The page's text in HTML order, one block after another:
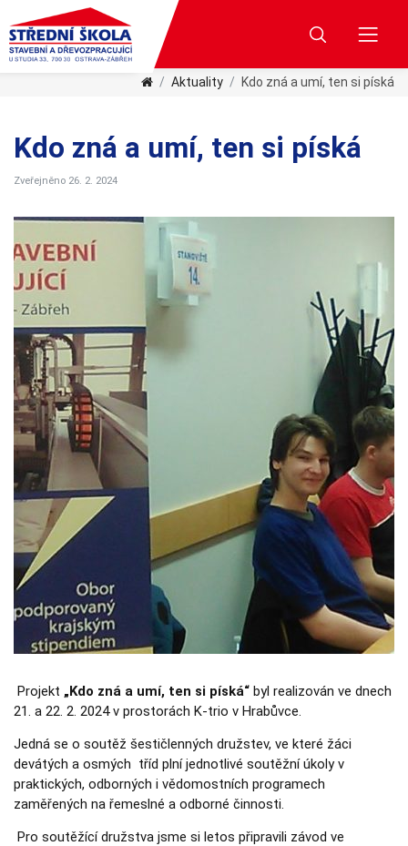
Aktuality Kdo zná a umí, ten si píská
Kdo zná a umí, ten si píská
Zveřejněno 26. 2. 2024
Projekt „Kdo zná a umí, ten si píská“ byl realizován ve dnech
21. a 22. 2. 2024 v prostorách K-trio v Hrabůvce.
Jedná se o soutěž šestičlenných družstev, ve které žáci
devátých a osmých tříd plní jednotlivé soutěžní úkoly v
praktických, odborných i vědomostních programech
zaměřených na řemeslné a odborné činnosti.
Pro soutěžící družstva jsme si letos připravili závod ve
Nezbytné
soubory
nejsou
volitelné.
nezbytné
webových
stránek.
Statistiky
zlepšovat
funkčnost a
webových
stránek na
základě
toho, jak se
webové
stránky